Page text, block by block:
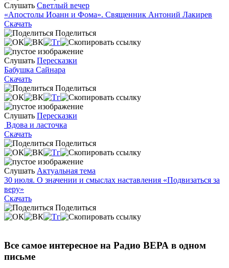
Слушать Светлый вечер
«Апостолы Иоанн и Фома». Священник Антоний Лакирев
Скачать
Поделиться
Слушать Пересказки
Бабушка Сайнара
Скачать
Поделиться
Слушать Пересказки
Вдова и ласточка
Скачать
Поделиться
Слушать Актуальная тема
30 июля. О значении и смыслах наставления «Подвизаться за
веру»
Скачать
Поделиться
Все самое интересное на Радио ВЕРА в одном
письме